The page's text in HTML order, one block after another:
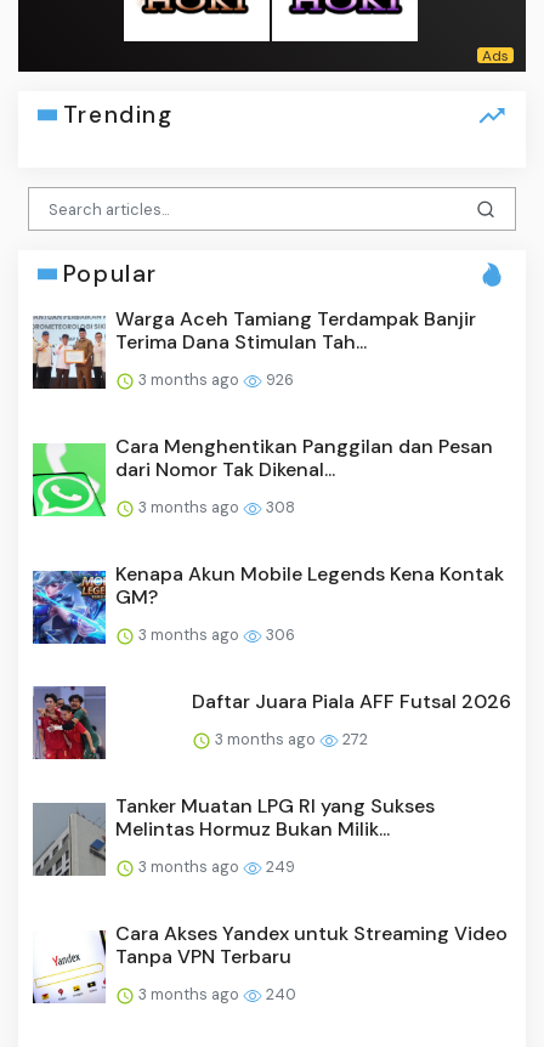
Trending
Popular
Warga Aceh Tamiang Terdampak Banjir
Terima Dana Stimulan Tah...
3 months ago 926
Cara Menghentikan Panggilan dan Pesan
dari Nomor Tak Dikenal...
3 months ago 308
Kenapa Akun Mobile Legends Kena Kontak
GM?
3 months ago 306
Daftar Juara Piala AFF Futsal 2026
3 months ago 272
Tanker Muatan LPG RI yang Sukses
Melintas Hormuz Bukan Milik...
3 months ago 249
Cara Akses Yandex untuk Streaming Video
Tanpa VPN Terbaru
3 months ago 240